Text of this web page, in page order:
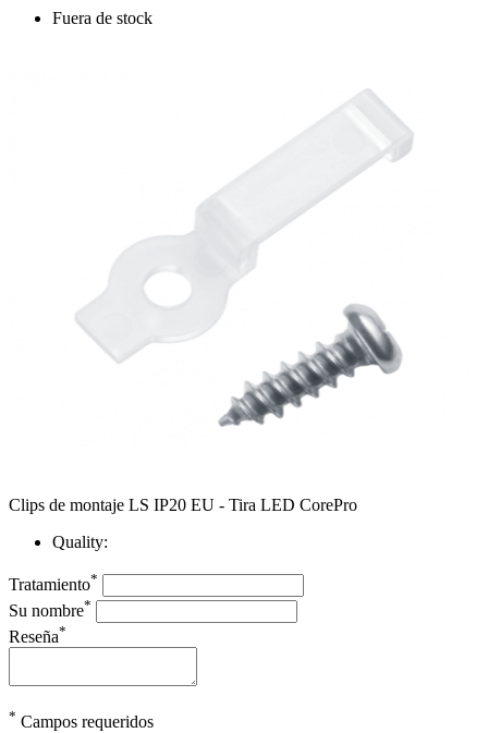
Fuera de stock
Clips de montaje LS IP20 EU - Tira LED CorePro
Quality:
Tratamiento*
Su nombre*
Reseña*
* Campos requeridos